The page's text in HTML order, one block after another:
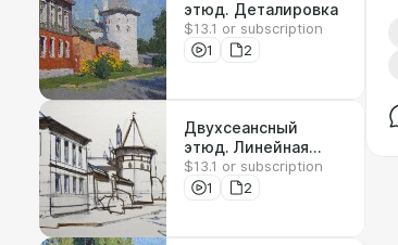
этюд. Деталировка
$13.1 or subscription
1
2
Двухсеансный
этюд. Линейная
перспектива
$13.1 or subscription
1
2